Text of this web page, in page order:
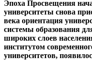
исследовательский
Ньютона (1726 г.) и
Эпоха Просвещения
университеты снова
века ориентация
системы образования